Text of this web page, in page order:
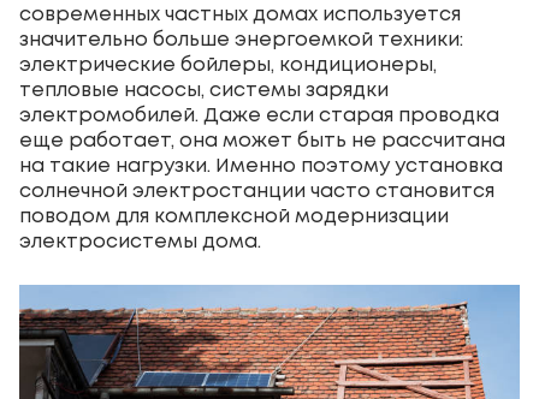
современных частных домах используется
значительно больше энергоемкой техники:
электрические бойлеры, кондиционеры,
тепловые насосы, системы зарядки
электромобилей. Даже если старая проводка
еще работает, она может быть не рассчитана
на такие нагрузки. Именно поэтому установка
солнечной электростанции часто становится
поводом для комплексной модернизации
электросистемы дома.